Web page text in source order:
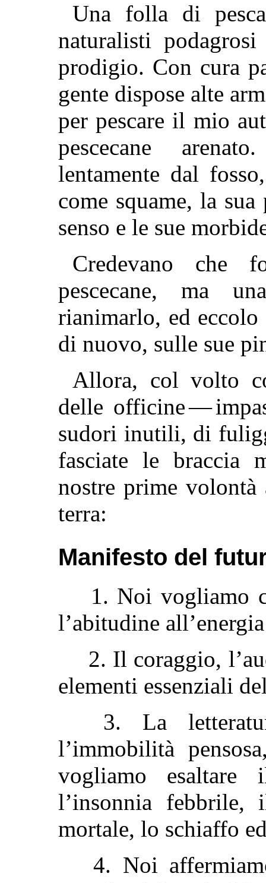
Una folla di
naturalisti
prodigio. Con cura
gente dispose alte
per pescare il mio
pescecane
lentamente dal
come squame, la
senso e le sue
Credevano che
pescecane, ma
rianimarlo, ed
di nuovo, sulle sue
Allora, col volto
delle officine —
sudori inutili, di
fasciate le braccia
nostre prime
terra:
Manifesto del
1. Noi vogliamo
l’abitudine
2. Il coraggio,
elementi essenziali
3. La
l’immobilità
vogliamo esaltare
l’insonnia
mortale, lo schiaffo
4. Noi